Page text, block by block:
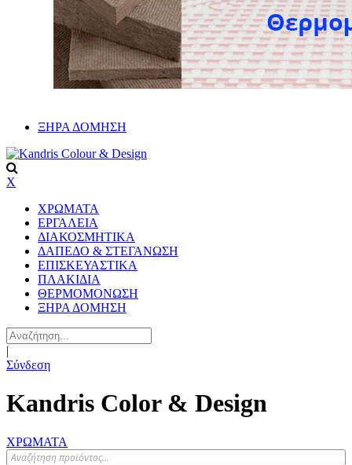
ΞΗΡΑ ΔΟΜΗΣΗ
X
ΧΡΩΜΑΤΑ
ΕΡΓΑΛΕΙΑ
ΔΙΑΚΟΣΜΗΤΙΚΑ
ΔΑΠΕΔΟ & ΣΤΕΓΑΝΩΣΗ
ΕΠΙΣΚΕΥΑΣΤΙΚΑ
ΠΛΑΚΙΔΙA
ΘΕΡΜΟΜΟΝΩΣΗ
ΞΗΡΑ ΔΟΜΗΣΗ
|
Σύνδεση
Kandris Color & Design
ΧΡΩΜΑΤΑ